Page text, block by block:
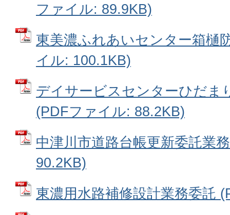
ファイル: 89.9KB)
東美濃ふれあいセンター箱樋
イル: 100.1KB)
デイサービスセンターひだま
(PDFファイル: 88.2KB)
中津川市道路台帳更新委託業
90.2KB)
東濃用水路補修設計業務委託